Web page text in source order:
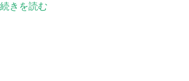
続きを読む